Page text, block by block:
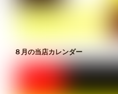
８月の当店カレンダー